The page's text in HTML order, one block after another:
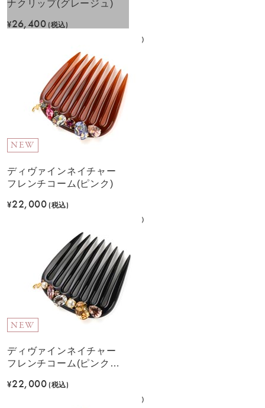
ナクリップ(グレージュ)
¥26,400(税込)
NEW
ディヴァインネイチャー
フレンチコーム(ピンク)
¥22,000(税込)
NEW
ディヴァインネイチャー
フレンチコーム(ピンクベ
¥22,000(税込)